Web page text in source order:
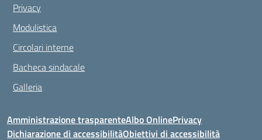
Privacy
Modulistica
Circolari interne
Bacheca sindacale
Galleria
Amministrazione trasparenteAlbo OnlinePrivacy
Dichiarazione di accessibilitàObiettivi di accessibilità